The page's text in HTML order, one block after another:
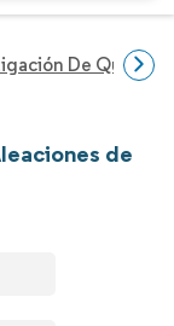
De
de